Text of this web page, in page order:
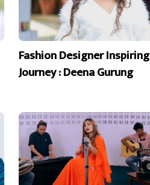
Fashion Designer Inspiring
Journey : Deena Gurung